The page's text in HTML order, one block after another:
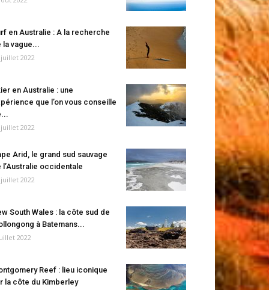
en Australie : A la recherche
la vague...
2022
en Australie : une
que l’on vous conseille
2022
Arid, le grand sud sauvage
l’Australie occidentale
2022
South Wales : la côte sud de
à Batemans...
2022
Reef : lieu iconique
la côte du Kimberley